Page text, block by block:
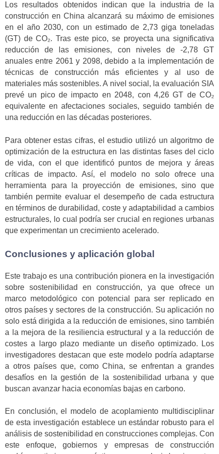
Los resultados obtenidos indican que la industria de la
construcción en China alcanzará su máximo de emisiones
en el año 2030, con un estimado de 2,73 giga toneladas
(GT) de CO₂. Tras este pico, se proyecta una significativa
reducción de las emisiones, con niveles de -2,78 GT
anuales entre 2061 y 2098, debido a la implementación de
técnicas de construcción más eficientes y al uso de
materiales más sostenibles. A nivel social, la evaluación SIA
prevé un pico de impacto en 2048, con 4,26 GT de CO₂
equivalente en afectaciones sociales, seguido también de
una reducción en las décadas posteriores.
Para obtener estas cifras, el estudio utilizó un algoritmo de
optimización de la estructura en las distintas fases del ciclo
de vida, con el que identificó puntos de mejora y áreas
críticas de impacto. Así, el modelo no solo ofrece una
herramienta para la proyección de emisiones, sino que
también permite evaluar el desempeño de cada estructura
en términos de durabilidad, coste y adaptabilidad a cambios
estructurales, lo cual podría ser crucial en regiones urbanas
que experimentan un crecimiento acelerado.
Conclusiones y aplicación global
Este trabajo es una contribución pionera en la investigación
sobre sostenibilidad en construcción, ya que ofrece un
marco metodológico con potencial para ser replicado en
otros países y sectores de la construcción. Su aplicación no
solo está dirigida a la reducción de emisiones, sino también
a la mejora de la resiliencia estructural y a la reducción de
costes a largo plazo mediante un diseño optimizado. Los
investigadores destacan que este modelo podría adaptarse
a otros países que, como China, se enfrentan a grandes
desafíos en la gestión de la sostenibilidad urbana y que
buscan avanzar hacia economías bajas en carbono.
En conclusión, el modelo de acoplamiento multidisciplinar
de esta investigación establece un estándar robusto para el
análisis de sostenibilidad en construcciones complejas. Con
este enfoque, gobiernos y empresas de construcción